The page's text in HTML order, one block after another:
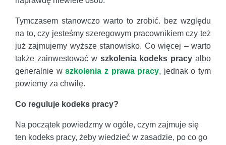
Tymczasem stanowczo warto to zrobić. bez względu
na to, czy jesteśmy szeregowym pracownikiem czy też
już zajmujemy wyższe stanowisko. Co więcej – warto
także zainwestować w szkolenia kodeks pracy albo
generalnie wszkolenia z prawa pracy, jednak o tym
powiemy za chwilę.
Co reguluje kodeks pracy?
Na początek powiedzmy w ogóle, czym zajmuje się
ten kodeks pracy, żeby wiedzieć w zasadzie, po co go